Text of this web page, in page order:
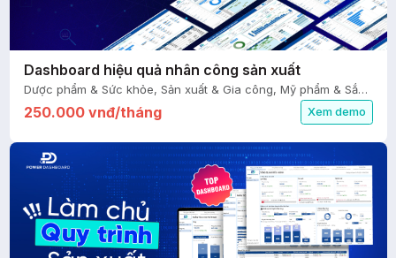
Dashboard hiệu quả nhân công sản xuất
Dược phẩm & Sức khỏe, Sản xuất & Gia công, Mỹ phẩm & Sắc đẹp, Tài chính - Kế toán, Nhân sự
250.000 vnđ/tháng Xem demo